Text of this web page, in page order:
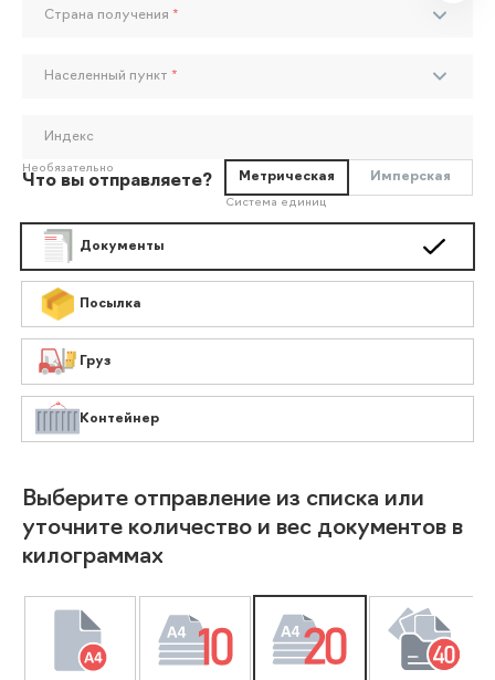
Страна получения *
Населенный пункт *
Индекс
Необязательно
Что вы отправляете? Метрическая Имперская
Система единиц
Документы
Посылка
Груз
Контейнер
Выберите отправление из списка или
уточните количество и вес документов в
килограммах